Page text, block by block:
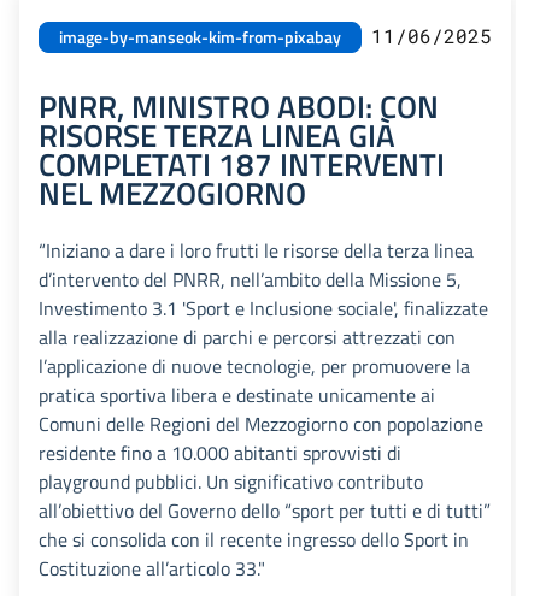
image-by-manseok-kim-from-pixabay 11/06/2025
PNRR, MINISTRO ABODI: CON
RISORSE TERZA LINEA GIÀ
COMPLETATI 187 INTERVENTI
NEL MEZZOGIORNO
“Iniziano a dare i loro frutti le risorse della terza linea
d’intervento del PNRR, nell’ambito della Missione 5,
Investimento 3.1 'Sport e Inclusione sociale', finalizzate
alla realizzazione di parchi e percorsi attrezzati con
l’applicazione di nuove tecnologie, per promuovere la
pratica sportiva libera e destinate unicamente ai
Comuni delle Regioni del Mezzogiorno con popolazione
residente fino a 10.000 abitanti sprovvisti di
playground pubblici. Un significativo contributo
all’obiettivo del Governo dello “sport per tutti e di tutti”
che si consolida con il recente ingresso dello Sport in
Costituzione all’articolo 33."